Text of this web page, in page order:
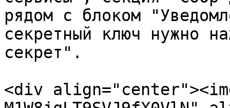
рядом с блоком
секретный ключ нужно
секрет".
<div